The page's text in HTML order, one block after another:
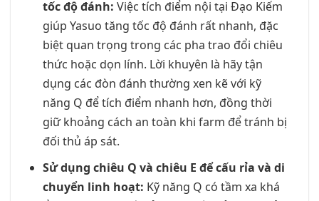
tốc độ đánh: Việc tích điểm nội tại Đạo Kiếm
giúp Yasuo tăng tốc độ đánh rất nhanh, đặc
biệt quan trọng trong các pha trao đổi chiêu
thức hoặc dọn lính. Lời khuyên là hãy tận
dụng các đòn đánh thường xen kẽ với kỹ
năng Q để tích điểm nhanh hơn, đồng thời
giữ khoảng cách an toàn khi farm để tránh bị
đối thủ áp sát.
Sử dụng chiêu Q và chiêu E để cấu rỉa và di
chuyển linh hoạt: Kỹ năng Q có tầm xa khá